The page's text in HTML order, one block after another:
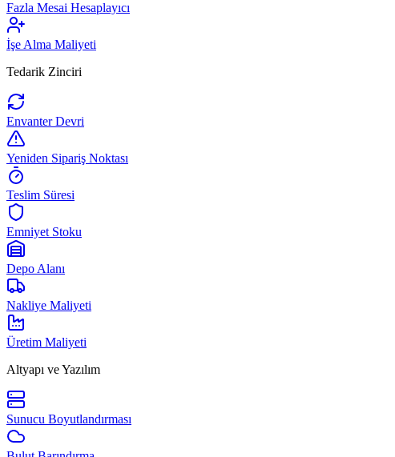
Fazla Mesai Hesaplayıcı
İşe Alma Maliyeti
Tedarik Zinciri
Envanter Devri
Yeniden Sipariş Noktası
Teslim Süresi
Emniyet Stoku
Depo Alanı
Nakliye Maliyeti
Üretim Maliyeti
Altyapı ve Yazılım
Sunucu Boyutlandırması